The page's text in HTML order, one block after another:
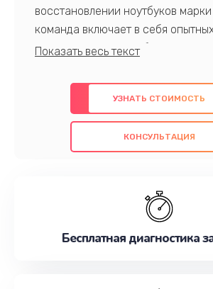
восстановлении ноутбуков
команда включает в себя
профессионалов с обширными
предлагаем быстрый и
использованием оригинальных
также гарантируем качество всех
проведенных работ. Наша цель -
обслуживание, удовлетворяя их
наилучшим образом. Не медлите
УЗНАТЬ СТОИМОСТЬ
КОНСУЛЬТАЦИЯ
Бесплатная диагностика